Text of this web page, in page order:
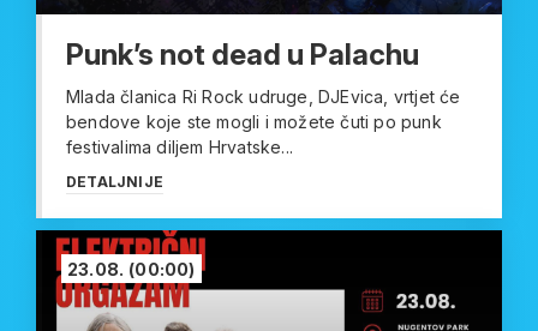
Punk’s not dead u Palachu
Mlada članica Ri Rock udruge, DJEvica, vrtjet će
bendove koje ste mogli i možete čuti po punk
festivalima diljem Hrvatske...
DETALJNIJE
23.08. (00:00)